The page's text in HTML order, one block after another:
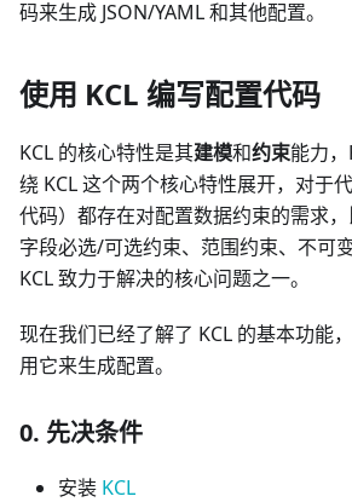
码来生成 JSON/YAML 和其他配置。
使用 KCL 编写配置代码
KCL 的核心特性是其建模和约束能力
绕 KCL 这个两个核心特性展开，对于
代码）都存在对配置数据约束的需求
字段必选/可选约束、范围约束、不可
KCL 致力于解决的核心问题之一。
现在我们已经了解了 KCL 的基本功能
用它来生成配置。
0. 先决条件
安装 KCL